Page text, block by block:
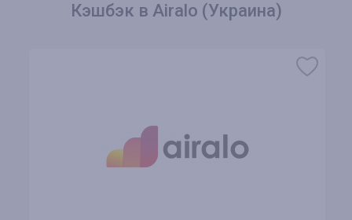
Кэшбэк в Airalo (Украина)